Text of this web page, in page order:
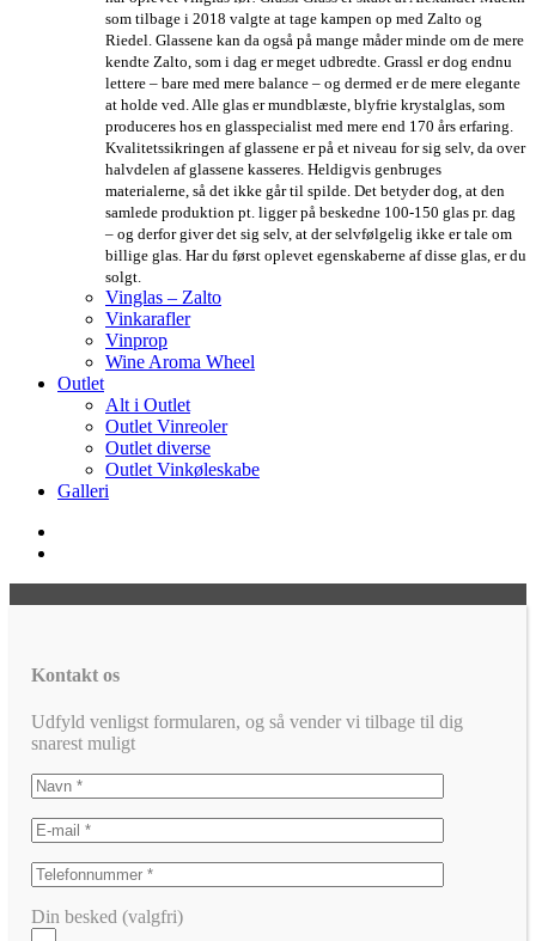
som tilbage i 2018 valgte at tage kampen op med Zalto og
Riedel. Glassene kan da også på mange måder minde om de mere
kendte Zalto, som i dag er meget udbredte. Grassl er dog endnu
lettere – bare med mere balance – og dermed er de mere elegante
at holde ved. Alle glas er mundblæste, blyfrie krystalglas, som
produceres hos en glasspecialist med mere end 170 års erfaring.
Kvalitetssikringen af glassene er på et niveau for sig selv, da over
halvdelen af glassene kasseres. Heldigvis genbruges
materialerne, så det ikke går til spilde. Det betyder dog, at den
samlede produktion pt. ligger på beskedne 100-150 glas pr. dag
– og derfor giver det sig selv, at der selvfølgelig ikke er tale om
billige glas. Har du først oplevet egenskaberne af disse glas, er du
solgt.
Vinglas – Zalto
Vinkarafler
Vinprop
Wine Aroma Wheel
Outlet
Alt i Outlet
Outlet Vinreoler
Outlet diverse
Outlet Vinkøleskabe
Galleri
Kontakt os
Udfyld venligst formularen, og så vender vi tilbage til dig
snarest muligt
Din besked (valgfri)